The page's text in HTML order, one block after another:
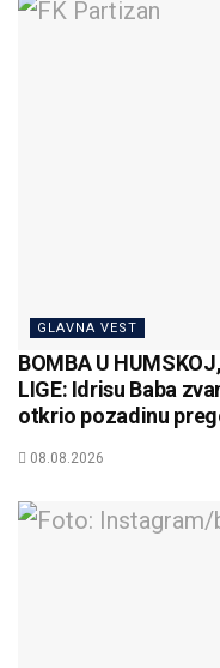
GLAVNA VEST
BOMBA U
LIGE: Idrisu Baba
otkrio pozadinu
08.08.2026